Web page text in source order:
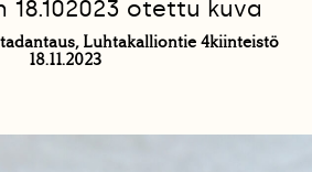
18.102023 otettu kuva
Luhtakalliontie 4kiinteistö
18.11.2023